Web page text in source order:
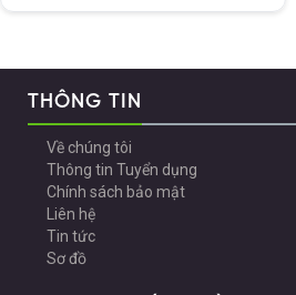
THÔNG TIN
Về chúng tôi
Thông tin Tuyển dụng
Chính sách bảo mật
Liên hệ
Tin tức
Sơ đồ